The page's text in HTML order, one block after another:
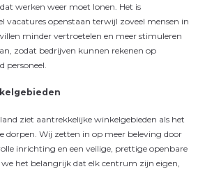
werken weer moet lonen. Het is
vacatures openstaan terwijl zoveel mensen in
minder vertroetelen en meer stimuleren
zodat bedrijven kunnen rekenen op
personeel.
ziet aantrekkelijke winkelgebieden als het
dorpen. Wij zetten in op meer beleving door
inrichting en een veilige, prettige openbare
het belangrijk dat elk centrum zijn eigen,